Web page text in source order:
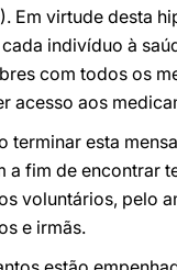
Em virtude desta
indivíduo à
com todos os
acesso aos
terminar esta
a fim de encontrar
voluntários, pelo
e irmãs.